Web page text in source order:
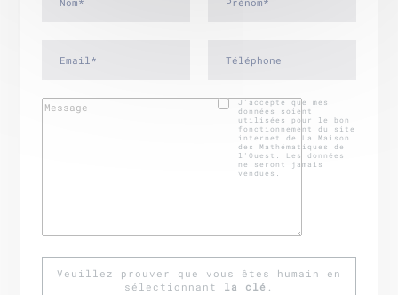
J’accepte que mes
données soient
utilisées pour le bon
fonctionnement du site
internet de La Maison
des Mathématiques de
l'Ouest. Les données
ne seront jamais
vendues.
Veuillez prouver que vous êtes humain en
sélectionnant
la clé .